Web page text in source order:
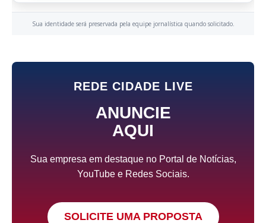
Sua identidade será preservada pela equipe jornalística quando solicitado.
REDE CIDADE LIVE
ANUNCIE
AQUI
Sua empresa em destaque no Portal de Notícias,
YouTube e Redes Sociais.
SOLICITE UMA PROPOSTA